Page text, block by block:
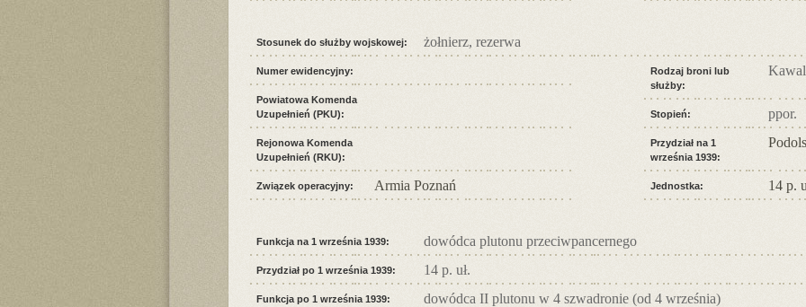
Stosunek do służby wojskowej: żołnierz, rezerwa
Numer ewidencyjny:
Powiatowa Komenda
Uzupełnień (PKU):
Rejonowa Komenda
Uzupełnień (RKU):
Związek operacyjny: Armia Poznań
Rodzaj broni lub
służby:
Stopień: ppor.
Przydział na 1
września 1939:
Jednostka: 14 p.
Funkcja na 1 września 1939: dowódca plutonu przeciwpancernego
Przydział po 1 września 1939: 14 p. uł.
Funkcja po 1 września 1939: dowódca II plutonu w 4 szwadronie (od 4 września)